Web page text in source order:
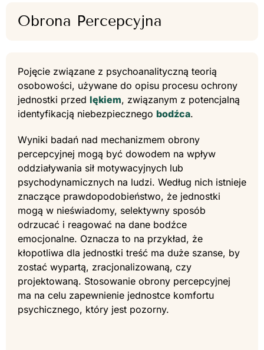
Obrona Percepcyjna
Pojęcie związane z psychoanalityczną teorią
osobowości, używane do opisu procesu ochrony
jednostki przed lękiem, związanym z potencjalną
identyfikacją niebezpiecznego bodźca.
Wyniki badań nad mechanizmem obrony
percepcyjnej mogą być dowodem na wpływ
oddziaływania sił motywacyjnych lub
psychodynamicznych na ludzi. Według nich istnieje
znaczące prawdopodobieństwo, że jednostki
mogą w nieświadomy, selektywny sposób
odrzucać i reagować na dane bodźce
emocjonalne. Oznacza to na przykład, że
kłopotliwa dla jednostki treść ma duże szanse, by
zostać wypartą, zracjonalizowaną, czy
projektowaną. Stosowanie obrony percepcyjnej
ma na celu zapewnienie jednostce komfortu
psychicznego, który jest pozorny.